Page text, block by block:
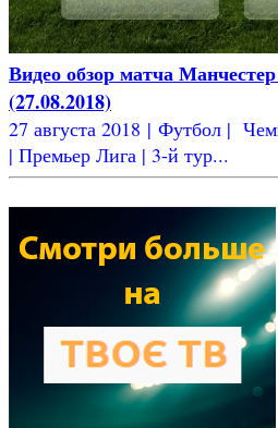
Видео обзор матча
(27.08.2018)
27 августа 2018 | Футбол |
| Премьер Лига | 3-й тур...